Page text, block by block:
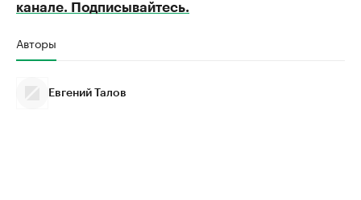
канале. Подписывайтесь.
Авторы
Евгений Талов